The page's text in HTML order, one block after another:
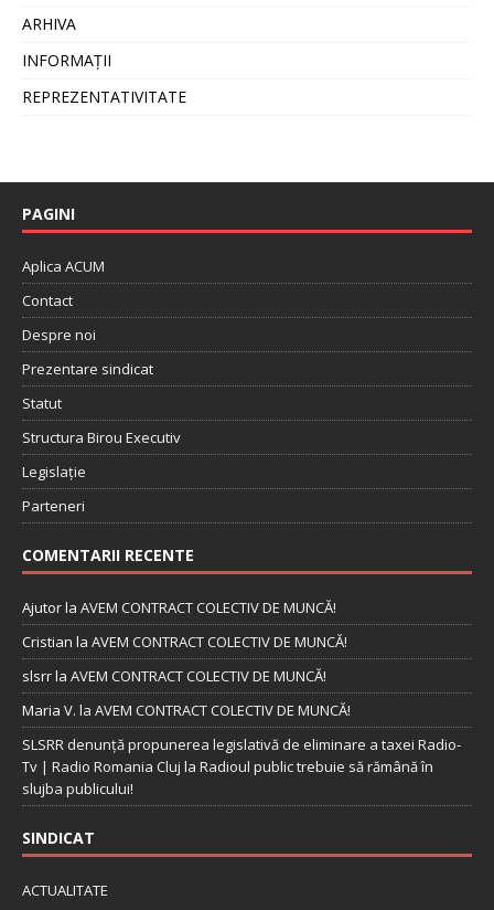
ARHIVA
INFORMAȚII
REPREZENTATIVITATE
PAGINI
Aplica ACUM
Contact
Despre noi
Prezentare sindicat
Statut
Structura Birou Executiv
Legislație
Parteneri
COMENTARII RECENTE
Ajutorla AVEM CONTRACT COLECTIV DE MUNCĂ!
Cristian la AVEM CONTRACT COLECTIV DE MUNCĂ!
slsrrla AVEM CONTRACT COLECTIV DE MUNCĂ!
Maria V. la AVEM CONTRACT COLECTIV DE MUNCĂ!
SLSRR denunţă propunerea legislativă de eliminare a taxei Radio-
Tv | Radio Romania Cluj la Radioul public trebuie să rămână în
slujba publicului!
SINDICAT
ACTUALITATE